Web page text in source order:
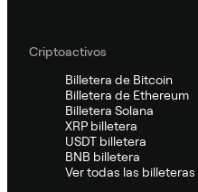
Criptoactivos
Billetera de Bitcoin
Billetera de Ethereum
Billetera Solana
XRP billetera
USDT billetera
BNB billetera
Ver todas las billeteras